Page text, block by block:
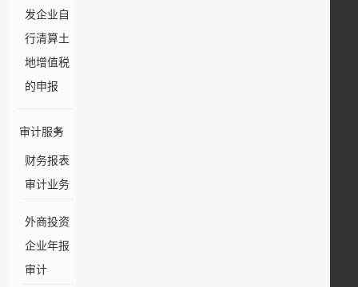
发企业自
行清算土
地增值税
的申报
审计服务
财务报表
审计业务
外商投资
企业年报
审计